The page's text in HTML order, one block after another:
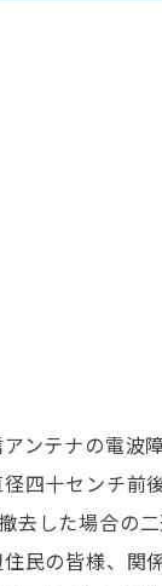
ンテナの電波
四十センチ前
去した場合の
民の皆様、関